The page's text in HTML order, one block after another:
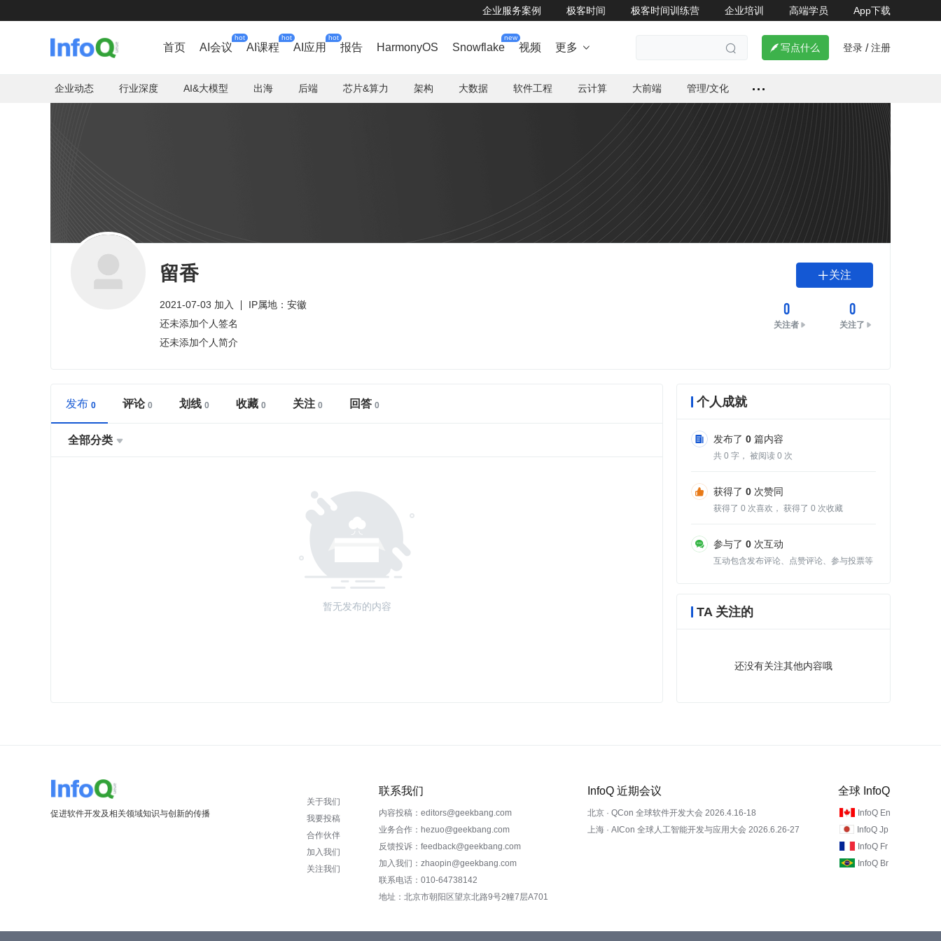
企业服务案例 极客时间 极客时间训练营 企业培训 高端学员 App下载
首页 AI会议
hot
AI课程
hot
AI应用
hot
报告 HarmonyOS Snowflake
new
视频 更多    写点什么 登录 / 注册
企业动态 行业深度 AI&大模型 出海 后端 芯片&算力 架构 大数据 软件工程 云计算 大前端 管理/文化
留香
2021-07-03 加入
IP属地：安徽
还未添加个人签名
还未添加个人简介
关注
0
关注者
0
关注了
发布 评论 划线 收藏 关注 回答
全部分类 
暂无发布的内容
个人成就
发布了 0 篇内容
共 0 字， 被阅读 0 次
获得了 0 次赞同
获得了 0 次喜欢， 获得了 0 次收藏
参与了 0 次互动
互动包含发布评论、点赞评论、参与投票等
TA 关注的
还没有关注其他内容哦
促进软件开发及相关领域知识与创新的传播
关于我们
我要投稿
合作伙伴
加入我们
关注我们
联系我们
内容投稿：editors@geekbang.com
业务合作：hezuo@geekbang.com
反馈投诉：feedback@geekbang.com
加入我们：zhaopin@geekbang.com
联系电话：010-64738142
地址：北京市朝阳区望京北路9号2幢7层A701
InfoQ 近期会议
北京 · QCon 全球软件开发大会 2026.4.16-18
上海 · AICon 全球人工智能开发与应用大会 2026.6.26-27
全球 InfoQ
InfoQ En
InfoQ Jp
InfoQ Fr
InfoQ Br